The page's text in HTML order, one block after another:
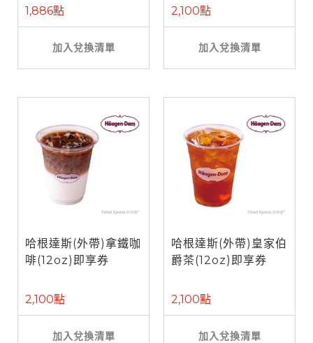
1,886點
加入兌換清單
2,100點
加入兌換清單
哈根達斯(外帶)拿鐵咖
啡(12oz)即享券
2,100點
加入兌換清單
哈根達斯(外帶)皇家伯
爵茶(12oz)即享券
2,100點
加入兌換清單